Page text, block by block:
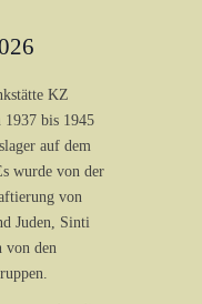
KZ
bis 1945
auf dem
wurde von der
von
Juden, Sinti
von den